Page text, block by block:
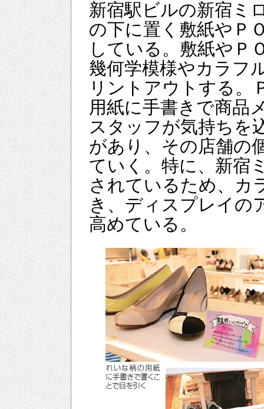
新宿駅ビルの新宿ミ
の下に置く敷紙やＰ
している。敷紙やＰ
幾何学模様やカラフ
リントアウトする。
用紙に手書きで商品
スタッフが気持ちを
があり、その店舗の
ていく。特に、新宿
されているため、カ
き、ディスプレイの
高めている。